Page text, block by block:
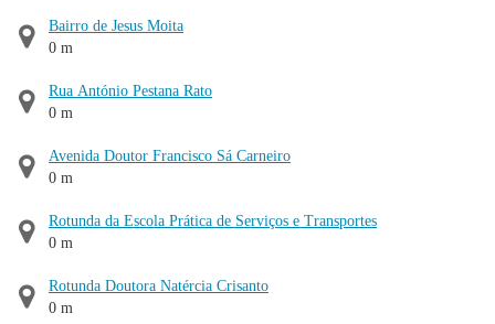
Bairro de Jesus Moita
0 m
Rua António Pestana Rato
0 m
Avenida Doutor Francisco Sá Carneiro
0 m
Rotunda da Escola Prática de Serviços e Transportes
0 m
Rotunda Doutora Natércia Crisanto
0 m